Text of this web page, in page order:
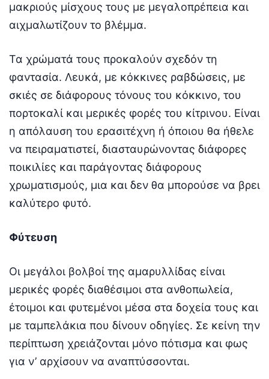
μακριούς μίσχους τους με μεγαλοπρέπεια και
αιχμαλωτίζουν το βλέμμα.
Τα χρώματά τους προκαλούν σχεδόν τη
φαντασία. Λευκά, με κόκκινες ραβδώσεις, με
σκιές σε διάφορους τόνους του κόκκινο, του
πορτοκαλί και μερικές φορές του κίτρινου. Είναι
η απόλαυση του ερασιτέχνη ή όποιου θα ήθελε
να πειραματιστεί, διασταυρώνοντας διάφορες
ποικιλίες και παράγοντας διάφορους
χρωματισμούς, μια και δεν θα μπορούσε να βρει
καλύτερο φυτό.
Φύτευση
Οι μεγάλοι βολβοί της αμαρυλλίδας είναι
μερικές φορές διαθέσιμοι στα ανθοπωλεία,
έτοιμοι και φυτεμένοι μέσα στα δοχεία τους και
με ταμπελάκια που δίνουν οδηγίες. Σε κείνη την
περίπτωση χρειάζονται μόνο πότισμα και φως
για ν’ αρχίσουν να αναπτύσσονται.